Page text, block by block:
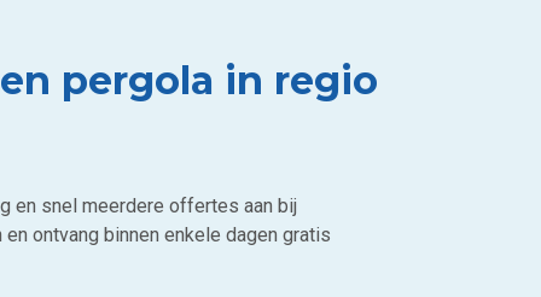
pergola in regio
en snel meerdere offertes aan bij
ontvang binnen enkele dagen gratis